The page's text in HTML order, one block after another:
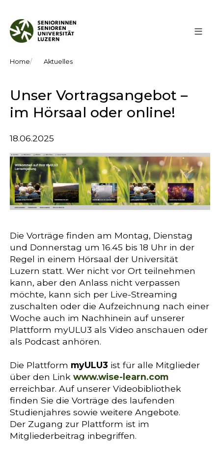
Home Aktuelles
Unser Vortragsangebot –
im Hörsaal oder online!
18.06.2025
Die Vorträge finden am Montag, Dienstag
und Donnerstag um 16.45 bis 18 Uhr in der
Regel in einem Hörsaal der Universität
Luzern statt. Wer nicht vor Ort teilnehmen
kann, aber den Anlass nicht verpassen
möchte, kann sich per Live-Streaming
zuschalten oder die Aufzeichnung nach einer
Woche auch im Nachhinein auf unserer
Plattform myULU3 als Video anschauen oder
als Podcast anhören.
Die Plattform myULU3 ist für alle Mitglieder
über den Link www.wise-learn.com
erreichbar. Auf unserer Videobibliothek
finden Sie die Vorträge des laufenden
Studienjahres sowie weitere Angebote.
Der Zugang zur Plattform ist im
Mitgliederbeitrag inbegriffen.